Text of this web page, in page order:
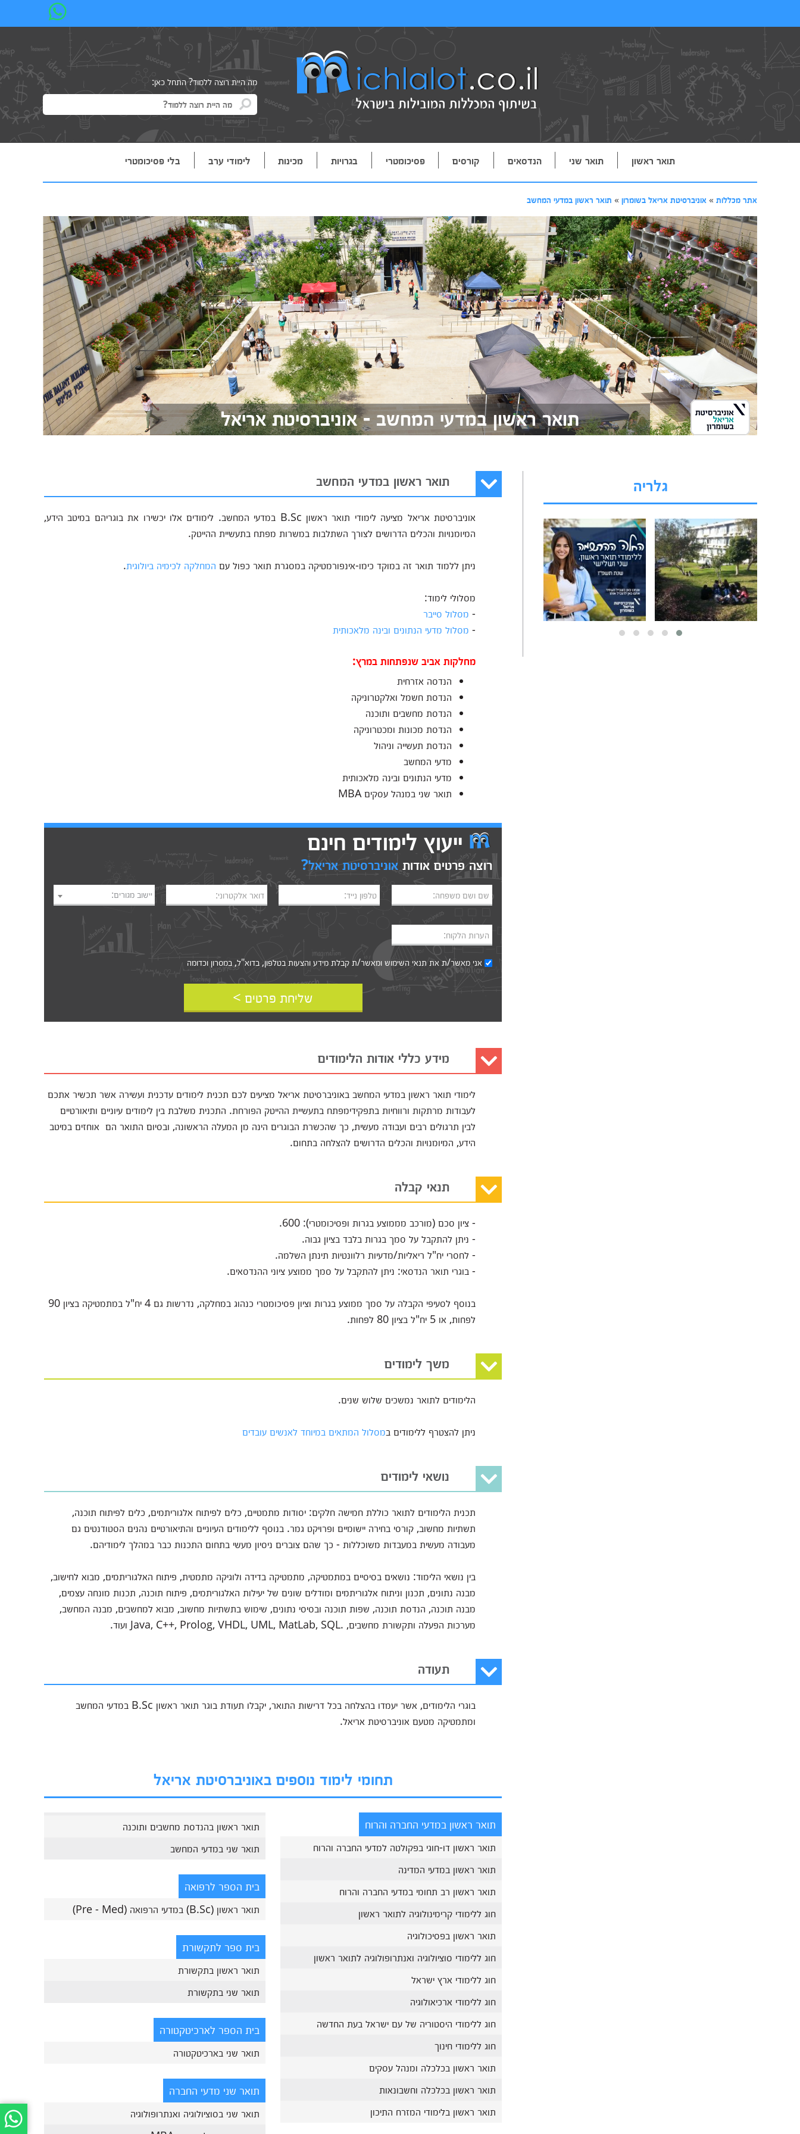
מה היית רוצה ללמוד? התחל כאן:
תואר ראשון תואר שני הנדסאים קורסים פסיכומטרי בגרויות מכינות לימודי ערב בלי פסיכומטרי
אתר מכללות » אוניברסיטת אריאל בשומרון » תואר ראשון במדעי המחשב
תואר ראשון במדעי המחשב - אוניברסיטת אריאל
גלריה תואר ראשון במדעי המחשב
אוניברסיטת אריאל מציעה לימודי תואר ראשון B.Sc במדעי המחשב. לימודים אלו יכשירו את בוגריהם במיטב הידע,
המיומנויות והכלים הדרושים לצורך השתלבות במשרות מפתח בתעשיית ההייטק.
ניתן ללמוד תואר זה במוקד כימו-אינפורמטיקה במסגרת תואר כפול עם המחלקה לכימיה ביולוגית.
מסלולי לימוד:
- מסלול סייבר
- מסלול מדעי הנתונים ובינה מלאכותית
מחלקות אביב שנפתחות במרץ:
הנדסה אזרחית
הנדסת חשמל ואלקטרוניקה
הנדסת מחשבים ותוכנה
הנדסת מכונות ומכטרוניקה
הנדסת תעשייה וניהול
מדעי המחשב
מדעי הנתונים ובינה מלאכותית
תואר שני במנהל עסקים MBA
ייעוץ לימודים חינם
רוצה פרטים אודות אוניברסיטת אריאל?
שם ושם משפחה: טלפון נייד: דואר אלקטרוני: יישוב מגורים:
הערות הלקוח:
אני מאשר/ת את תנאי השימושומאשר/ת קבלת מידע והצעות בטלפון, בדוא"ל, במסרון וכדומה‎‎
שליחת פרטים >
מידע כללי אודות הלימודים
לימודי תואר ראשון במדעי המחשב באוניברסיטת אריאל מציעים לכם תכנית לימודים עדכנית ועשירה אשר תכשיר אתכם
לעבודות מרתקות ורווחיות בתפקידימפתח בתעשיית ההייטק הפורחת. התכנית משלבת בין לימודים עיוניים ותיאורטיים
לבין תרגולים רבים ועבודה מעשית, כך שהכשרת הבוגרים הינה מן המעלה הראשונה, ובסיום התואר הם אוחזים במיטב
הידע, המיומנויות והכלים הדרושים להצלחה בתחום.
תנאי קבלה
- ציון סכם (מורכב מממוצע בגרות ופסיכומטרי): 600.
- ניתן להתקבל על סמך בגרות בלבד בציון גבוה.
- לחסרי יח"ל ריאליות/מדעיות רלוונטיות תינתן השלמה.
- בוגרי תואר הנדסאי: ניתן להתקבל על סמך ממוצע ציוני ההנדסאים.
בנוסף לסעיפי הקבלה על סמך ממוצע בגרות וציון פסיכומטרי כנהוג במחלקה, נדרשות גם 4 יח"ל במתמטיקה בציון 90
לפחות, או 5 יח"ל בציון 80 לפחות.
משך לימודים
הלימודים לתואר נמשכים שלוש שנים.
ניתן להצטרף ללימודים במסלול המתאים במיוחד לאנשים עובדים
נושאי לימודים
תכנית הלימודים לתואר כוללת חמישה חלקים: יסודות מתמטיים, כלים לפיתוח אלגוריתמים, כלים לפיתוח תוכנה,
תשתיות מחשוב, קורסי בחירה יישומיים ופרויקט גמר. בנוסף ללימודים העיוניים והתיאורטיים נהנים הסטודנטים גם
מעבודה מעשית במעבדות משוכללות - כך שהם צוברים ניסיון מעשי בתחום התכנות כבר במהלך לימודיהם.
בין נושאי הלימוד: נושאים בסיסיים במתמטיקה, מתמטיקה בדידה ולוגיקה מתמטית, פיתוח האלגוריתמים, מבוא לחישוב,
מבנה נתונים, תכנון וניתוח אלגוריתמים ומודלים שונים של יעילות האלגוריתמים, פיתוח תוכנה, תכנות מונחה עצמים,
מבנה תוכנה, הנדסת תוכנה, שפות תוכנה ובסיסי נתונים, שימוש בתשתיות מחשוב, מבוא למחשבים, מבנה המחשב,
מערכות הפעלה ותקשורת מחשבים, .Java, C++, Prolog, VHDL, UML, MatLab, SQL ועוד.
תעודה
בוגרי הלימודים, אשר יעמדו בהצלחה בכל דרישות התואר, יקבלו תעודת בוגר תואר ראשון B.Sc במדעי המחשב
ומתמטיקה מטעם אוניברסיטת אריאל.
תחומי לימוד נוספים באוניברסיטת אריאל
תואר ראשון במדעי החברה והרוח
תואר ראשון דו-חוגי בפקולטה למדעי החברה והרוח
תואר ראשון במדעי המדינה
תואר ראשון רב תחומי במדעי החברה והרוח
חוג ללימודי קרימינולוגיה לתואר ראשון
תואר ראשון בפסיכולוגיה
חוג ללימודי סוציולוגיה ואנתרופולוגיה לתואר ראשון
חוג ללימודי ארץ ישראל
חוג ללימודי ארכיאולוגיה
חוג ללימודי היסטוריה של עם ישראל בעת החדשה
חוג ללימודי חינוך
תואר ראשון בכלכלה ומנהל עסקים
תואר ראשון בכלכלה וחשבונאות
תואר ראשון בלימודי המזרח התיכון
תואר ראשון בהנדסת מחשבים ותוכנה
תואר שני במדעי המחשב
בית הספר לרפואה
תואר ראשון (B.Sc) במדעי הרפואה (Pre - Med)
בית ספר לתקשורת
תואר ראשון בתקשורת
תואר שני בתקשורת
בית הספר לארכיטקטורה
תואר שני בארכיטקטורה
תואר שני מדעי החברה
תואר שני בסוציולוגיה ואנתרופולוגיה